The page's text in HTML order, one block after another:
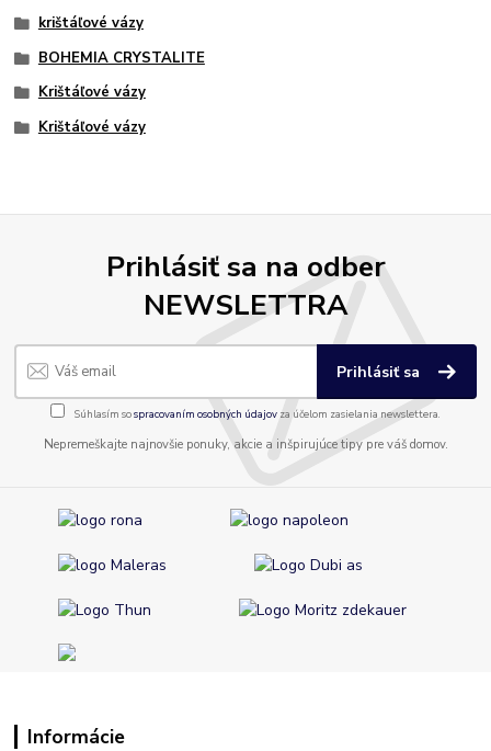
krištáľové vázy
BOHEMIA CRYSTALITE
Krištáľové vázy
Krištáľové vázy
Prihlásiť sa na odber
NEWSLETTRA
Prihlásiť sa
Súhlasím sospracovaním osobných údajov za účelom zasielania newslettera.
Nepremeškajte najnovšie ponuky, akcie a inšpirujúce tipy pre váš domov.
Informácie